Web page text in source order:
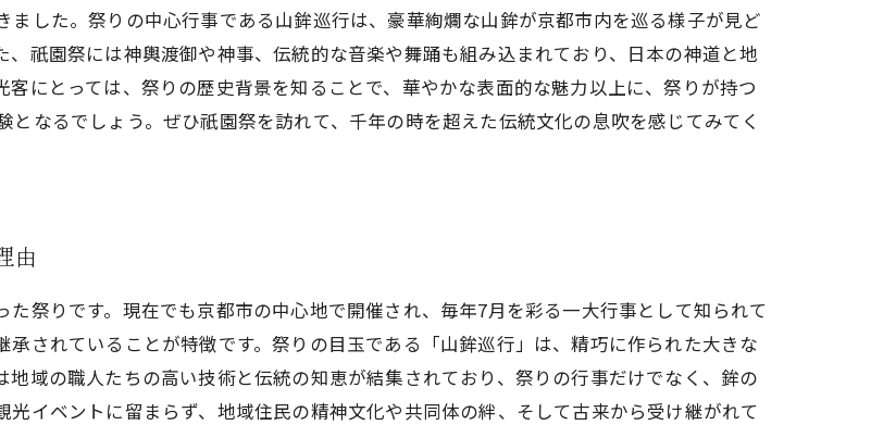
した。祭りの中心行事である山鉾巡行は、豪華絢爛な山鉾が京都市内を巡る様子が見ど
祇園祭には神輿渡御や神事、伝統的な音楽や舞踊も組み込まれており、日本の神道と地
にとっては、祭りの歴史背景を知ることで、華やかな表面的な魅力以上に、祭りが持つ
なるでしょう。ぜひ祇園祭を訪れて、千年の時を超えた伝統文化の息吹を感じてみてく
由
祭りです。現在でも京都市の中心地で開催され、毎年7月を彩る一大行事として知られて
されていることが特徴です。祭りの目玉である「山鉾巡行」は、精巧に作られた大きな
域の職人たちの高い技術と伝統の知恵が結集されており、祭りの行事だけでなく、鉾の
イベントに留まらず、地域住民の精神文化や共同体の絆、そして古来から受け継がれて